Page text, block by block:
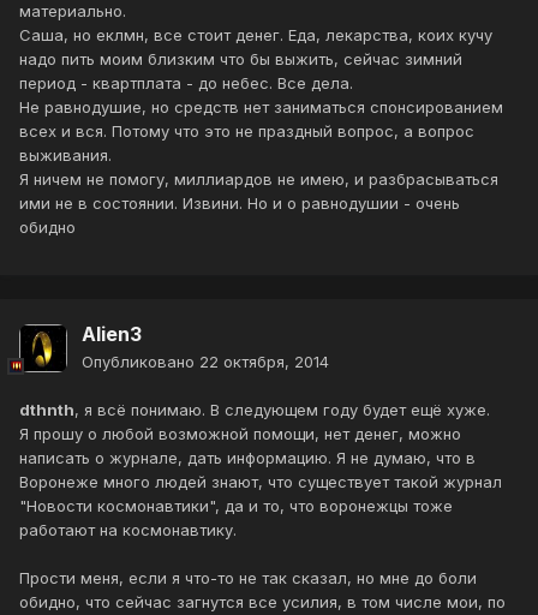
материально.
Саша, но еклмн, все стоит денег. Еда, лекарства, коих кучу
надо пить моим близким что бы выжить, сейчас зимний
период - квартплата - до небес. Все дела.
Не равнодушие, но средств нет заниматься спонсированием
всех и вся. Потому что это не праздный вопрос, а вопрос
выживания.
Я ничем не помогу, миллиардов не имею, и разбрасываться
ими не в состоянии. Извини. Но и о равнодушии - очень
обидно
Alien3
Опубликовано 22 октября, 2014
dthnth, я всё понимаю. В следующем году будет ещё хуже.
Я прошу о любой возможной помощи, нет денег, можно
написать о журнале, дать информацию. Я не думаю, что в
Воронеже много людей знают, что существует такой журнал
"Новости космонавтики", да и то, что воронежцы тоже
работают на космонавтику.
Прости меня, если я что-то не так сказал, но мне до боли
обидно, что сейчас загнутся все усилия, в том числе мои, по